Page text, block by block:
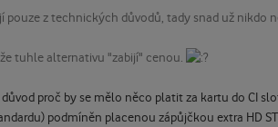
pouze z technických důvodů, tady snad už nikdo
tuhle alternativu "zabijí" cenou.
proč by se mělo něco platit za kartu do CI
podmíněn placenou zápůjčkou extra HD